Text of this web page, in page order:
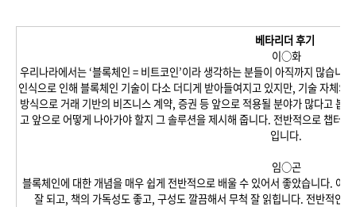
베타리더 후기
이○화
우리나라에서는 ‘블록체인 = 비트코인’이라 생각하는 분들이 아직까지 많습니
인식으로 인해 블록체인 기술이 다소 더디게 받아들여지고 있지만, 기술 자체의
방식으로 거래 기반의 비즈니스 계약, 증권 등 앞으로 적용될 분야가 많다고 봅
고 앞으로 어떻게 나아가야 할지 그 솔루션을 제시해 줍니다. 전반적으로 챕터
입니다.
임○곤
블록체인에 대한 개념을 매우 쉽게 전반적으로 배울 수 있어서 좋았습니다. 어
잘 되고, 책의 가독성도 좋고, 구성도 깔끔해서 무척 잘 읽힙니다. 전반적인